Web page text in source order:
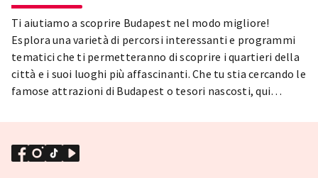
Ti aiutiamo a scoprire Budapest nel modo migliore!
Esplora una varietà di percorsi interessanti e programmi
tematici che ti permetteranno di scoprire i quartieri della
città e i suoi luoghi più affascinanti. Che tu stia cercando le
famose attrazioni di Budapest o tesori nascosti, qui
in città, percorsi in bicicletta, crociere sul Danubio, tour di
street art, tour in autobus turistico e luoghi segreti –
esplora ogni lato di Budapest e goditi l'atmosfera unica